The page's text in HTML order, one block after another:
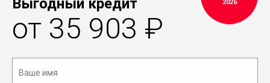
Выгодный кредит
от 35 903 ₽
2026